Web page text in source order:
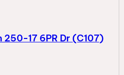
250-17 6PR Dr (C107)